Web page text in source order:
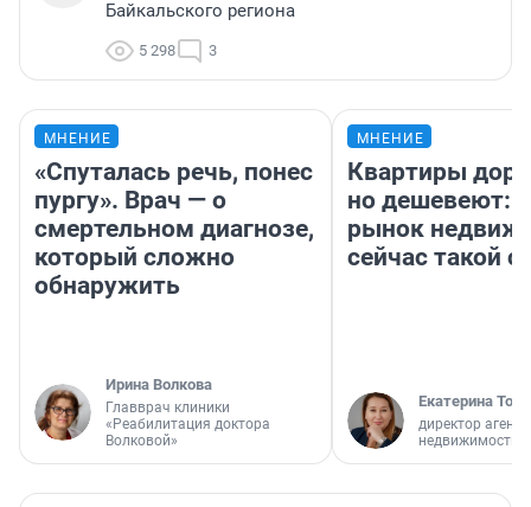
Байкальского региона
5 298 3
МНЕНИЕ
«Спуталась речь, понес
пургу». Врач — о
смертельном диагнозе,
который сложно
обнаружить
Ирина Волкова
Главврач клиники
«Реабилитация доктора
Волковой»
МНЕНИЕ
Квартиры
но дешевеют:
рынок
сейчас такой
Екатерина
директор
недвижимости